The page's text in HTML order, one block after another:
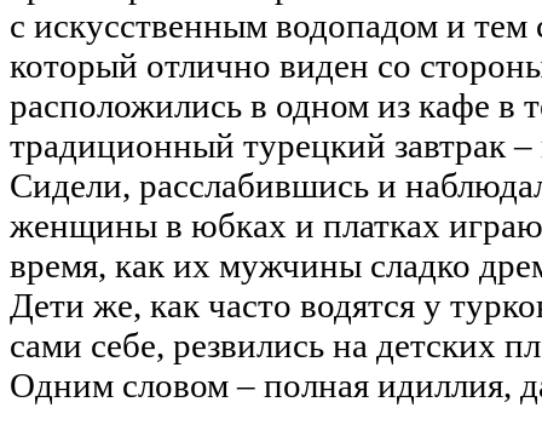
с искусственным водопадом и
который отлично виден со
расположились в одном из кафе в
традиционный турецкий завтрак –
Сидели, расслабившись и
женщины в юбках и платках
время, как их мужчины сладко
Дети же, как часто водятся у
сами себе, резвились на детских
Одним словом – полная идиллия,